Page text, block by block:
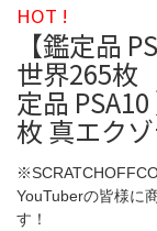
HOT !
【鑑定品
世界265
定品
枚 真エク
YouTuberの皆様に
す！